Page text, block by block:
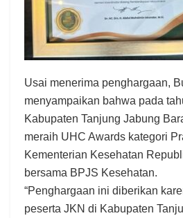
Usai menerima penghargaan,
menyampaikan bahwa pada
Kabupaten Tanjung Jabung
meraih UHC Awards kategori
Kementerian Kesehatan
bersama BPJS Kesehatan.
“Penghargaan ini diberikan
peserta JKN di Kabupaten